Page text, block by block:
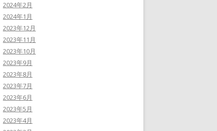
2024年2月
2024年1月
2023年12月
2023年11月
2023年10月
2023年9月
2023年8月
2023年7月
2023年6月
2023年5月
2023年4月